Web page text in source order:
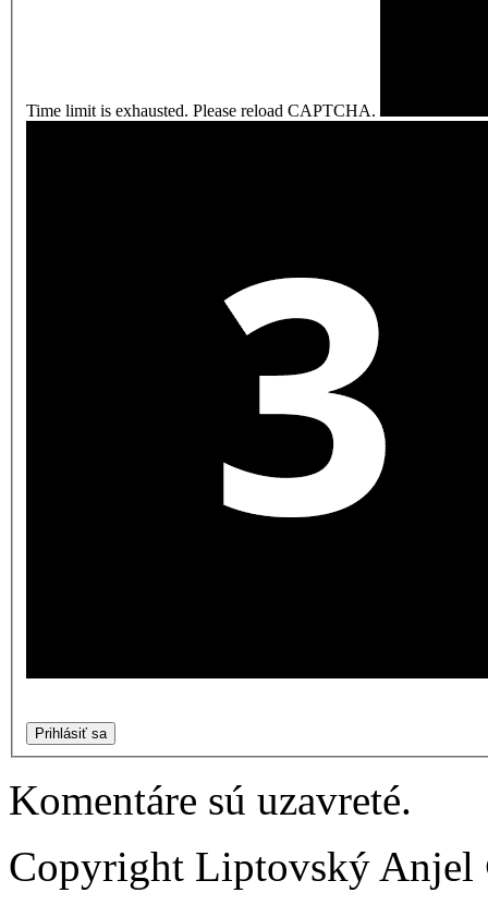
Time limit is exhausted. Please reload CAPTCHA.
Prihlásiť sa
Komentáre sú uzavreté.
Copyright Liptovský Anjel